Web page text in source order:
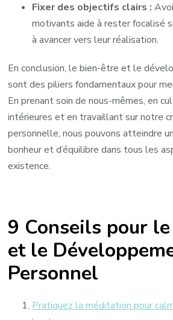
Fixer des objectifs clairs :
motivants aide à rester focalisé
à avancer vers leur réalisation.
En conclusion, le bien-être et le
sont des piliers fondamentaux pour
En prenant soin de nous-mêmes, en
intérieures et en travaillant sur notre
personnelle, nous pouvons atteindre
bonheur et d’équilibre dans tous les
existence.
9 Conseils pour
et le
Personnel
Pratiquez la méditation pour